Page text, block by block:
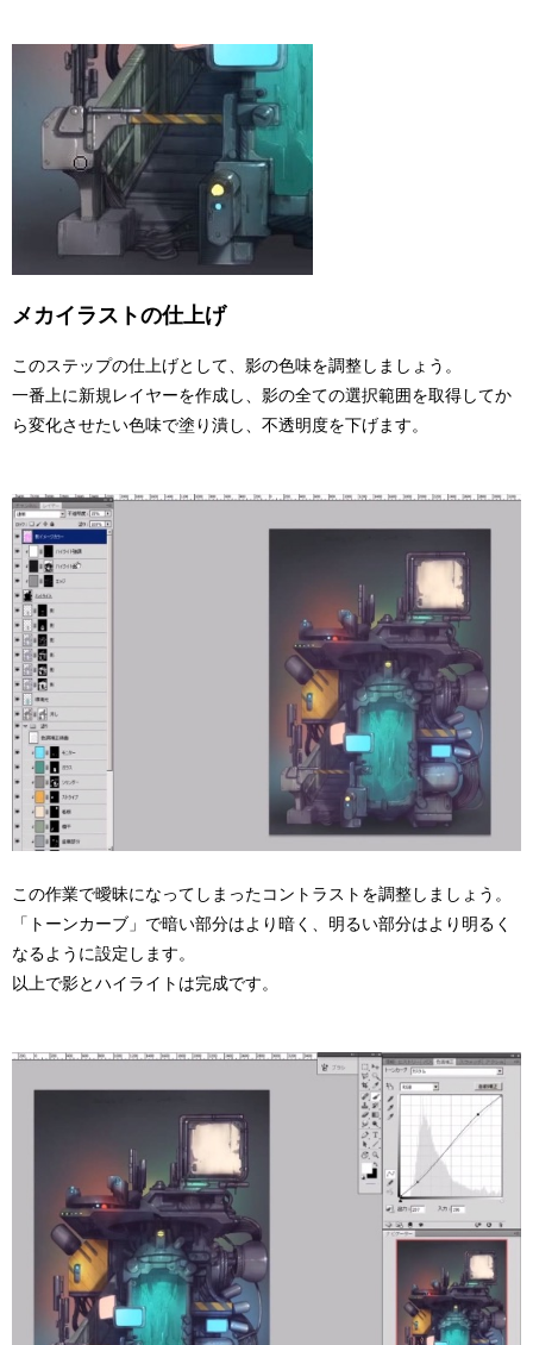
メカイラストの仕上げ
このステップの仕上げとして、影の色味を調整しましょう。
一番上に新規レイヤーを作成し、影の全ての選択範囲を取得してか
ら変化させたい色味で塗り潰し、不透明度を下げます。
この作業で曖昧になってしまったコントラストを調整しましょう。
「トーンカーブ」で暗い部分はより暗く、明るい部分はより明るく
なるように設定します。
以上で影とハイライトは完成です。